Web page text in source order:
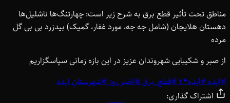
مناطق تحت تأثیر قطع برق به شرح زیر است: چهارتنگ‌ها ناشلیل‌ها
دهستان هلایجان (شامل جه جه، مورد غفار، گمیک) بیدزرد بی بی گل
مرده
از صبر و شکیبایی شهروندان عزیز در این بازه زمانی سپاسگزاریم
#ایذه#ایذه24 #قطع_برق#اخبار روز#شهرستان ایذه
اشتراک گذاری: